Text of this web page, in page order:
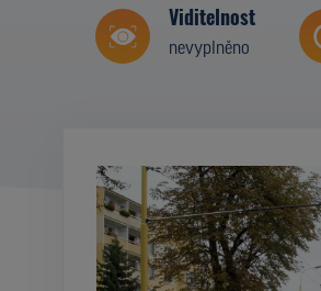
Viditelnost
nevyplněno